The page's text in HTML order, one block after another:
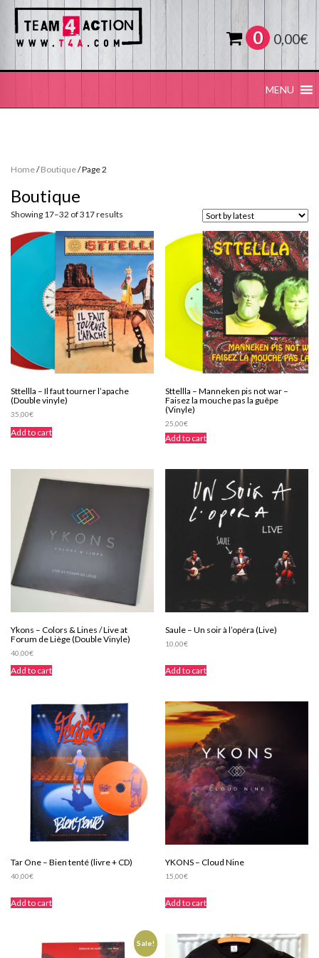
MENU
0 0,00€
Home/Boutique/ Page 2
Boutique
Showing 17–32 of 317 results
latest
Sttellla – Il faut tourner l’apache
(Double vinyle)
35,00€
Add to cart
Sttellla – Manneken pis not war –
Faisez la mouche pas la guêpe
(Vinyle)
25,00€
Add to cart
Ykons – Colors & Lines / Live at
Forum de Liège (Double Vinyle)
40,00€
Add to cart
Saule – Un soir à l’opéra (Live)
10,00€
Add to cart
Tar One – Bien tenté (livre + CD)
40,00€
Add to cart
YKONS – Cloud Nine
15,00€
Add to cart
Sale!